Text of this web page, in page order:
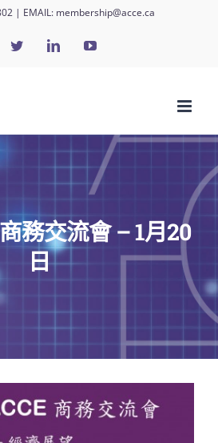
| EMAIL: membership@acce.ca
TwitterLinkedInYouTube
務交流會 – 1月20
日